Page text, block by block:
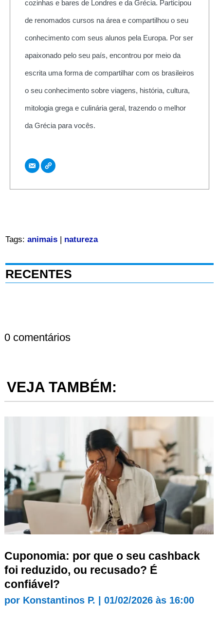
cozinhas e bares de Londres e da Grécia. Participou
de renomados cursos na área e compartilhou o seu
conhecimento com seus alunos pela Europa. Por ser
apaixonado pelo seu país, encontrou por meio da
escrita uma forma de compartilhar com os brasileiros
o seu conhecimento sobre viagens, história, cultura,
mitologia grega e culinária geral, trazendo o melhor
da Grécia para vocês.
Tags: animais| natureza
RECENTES
0 comentários
VEJA TAMBÉM:
Cuponomia: por que o seu cashback
foi reduzido, ou recusado? É
confiável?
por Konstantinos P. 01/02/2026 às 16:00